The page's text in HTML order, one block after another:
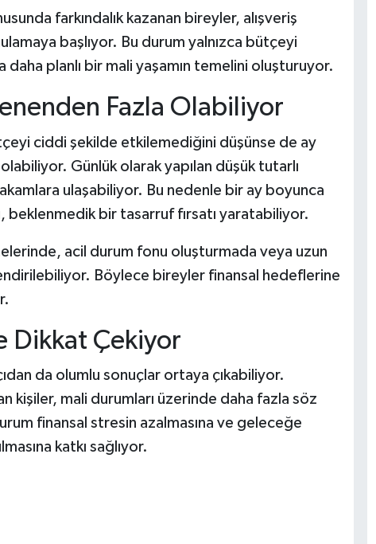
farkındalık kazanan bireyler, alışveriş
başlıyor. Bu durum yalnızca bütçeyi
daha planlı bir mali yaşamın temelini oluşturuyor.
Fazla Olabiliyor
ciddi şekilde etkilemediğini düşünse de ay
Günlük olarak yapılan düşük tutarlı
ulaşabiliyor. Bu nedenle bir ay boyunca
beklenmedik bir tasarruf fırsatı yaratabiliyor.
acil durum fonu oluşturmada veya uzun
Böylece bireyler finansal hedeflerine
Dikkat Çekiyor
da olumlu sonuçlar ortaya çıkabiliyor.
kişiler, mali durumları üzerinde daha fazla söz
finansal stresin azalmasına ve geleceğe
katkı sağlıyor.